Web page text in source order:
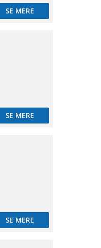
SE MERE
SE MERE
SE MERE